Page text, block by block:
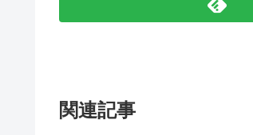
関連記事